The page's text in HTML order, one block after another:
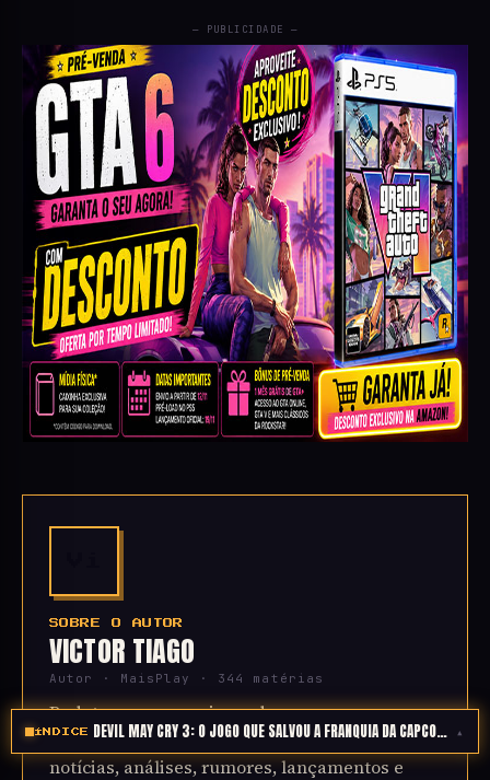
— PUBLICIDADE —
SOBRE O AUTOR
VICTOR TIAGO
Autor · MaisPlay · 344 matérias
Redator gamer apaixonado por games,
tecnologia e cultura geek. Especializado em
notícias, análises, rumores, lançamentos e
ÍNDICE DEVIL MAY CRY 3: O JOGO QUE SALVOU A FRANQUIA DA CAPCOM E▴